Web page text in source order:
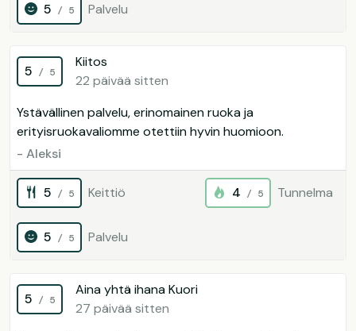
5 / 5 Palvelu
5 / 5
Kiitos
22 päivää sitten
Ystävällinen palvelu, erinomainen ruoka ja
erityisruokavaliomme otettiin hyvin huomioon.
- Aleksi
5 / 5 Keittiö 4 / 5 Tunnelma
5 / 5 Palvelu
5 / 5
Aina yhtä ihana Kuori
27 päivää sitten